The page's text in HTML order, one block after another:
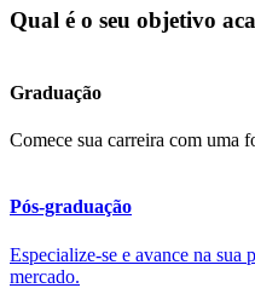
Qual é o seu objetivo
Graduação
Comece sua carreira com uma
Pós-graduação
Especialize-se e avance na sua
mercado.